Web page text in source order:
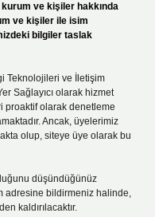
ve kişiler hakkında
ve kişiler ile isim
bilgiler taslak
Teknolojileri ve İletişim
Sağlayıcı olarak hizmet
proaktif olarak denetleme
Ancak, üyelerimiz
olup, siteye üye olarak bu
düşündüğünüz
adresine bildirmeniz halinde,
kaldırılacaktır.